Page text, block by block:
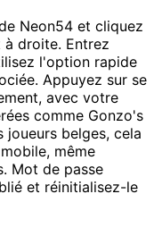
Neon54 et cliquez
à droite. Entrez
l'option rapide
Appuyez sur se
avec votre
comme Gonzo's
joueurs belges, cela
même
Mot de passe
et réinitialisez-le